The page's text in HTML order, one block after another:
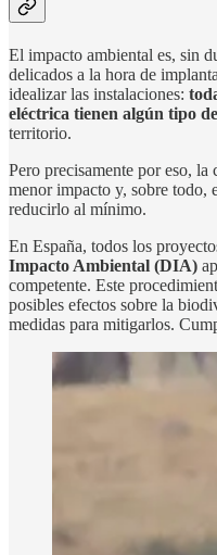
El impacto ambiental es, sin
delicados a la hora de
idealizar las instalaciones:
eléctrica tienen algún tipo
territorio.
Pero precisamente por eso, la
menor impacto y, sobre todo,
reducirlo al mínimo.
En España, todos los
Impacto Ambiental (DIA)
competente. Este
posibles efectos sobre la
medidas para mitigarlos.